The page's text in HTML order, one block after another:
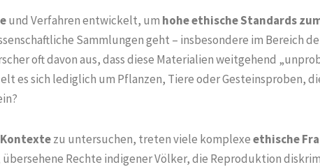
und Verfahren entwickelt, um hohe ethische Standards
Sammlungen geht – insbesondere im Bereich
oft davon aus, dass diese Materialien weitgehend
es sich lediglich um Pflanzen, Tiere oder Gesteinsproben,
zu untersuchen, treten viele komplexeethische
Rechte indigener Völker, die Reproduktion